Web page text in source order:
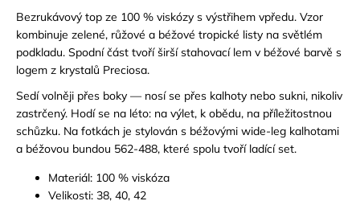
Bezrukávový top ze 100 % viskózy s výstřihem vpředu. Vzor
kombinuje zelené, růžové a béžové tropické listy na světlém
podkladu. Spodní část tvoří širší stahovací lem v béžové barvě s
logem z krystalů Preciosa.
Sedí volněji přes boky — nosí se přes kalhoty nebo sukni, nikoliv
zastrčený. Hodí se na léto: na výlet, k obědu, na příležitostnou
schůzku. Na fotkách je stylován s béžovými wide-leg kalhotami
a béžovou bundou 562-488, které spolu tvoří ladící set.
Materiál: 100 % viskóza
Velikosti: 38, 40, 42